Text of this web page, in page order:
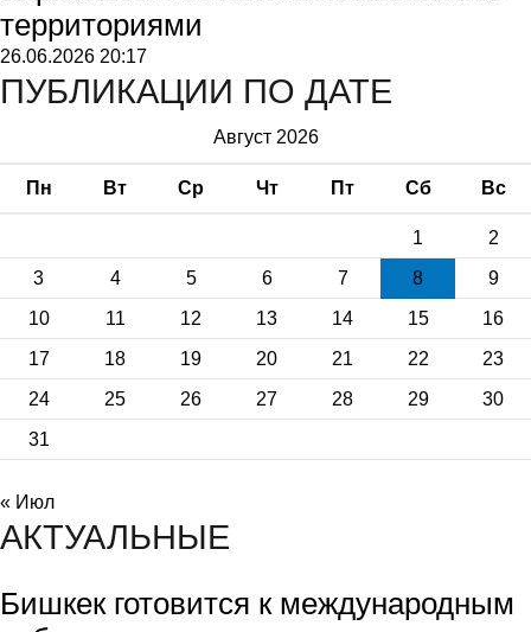
территориями
26.06.2026 20:17
ПУБЛИКАЦИИ ПО ДАТЕ
Август 2026
Пн Вт Ср Чт Пт Сб Вс
1
2
3
4 5 6 7 8
9
10
11 12 13 14 15
16
17
18 19 20 21 22
23
24
25 26 27 28 29
30
31
« Июл
АКТУАЛЬНЫЕ
Бишкек готовится к международным